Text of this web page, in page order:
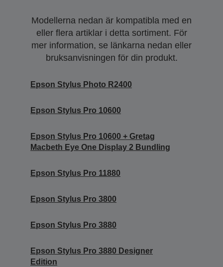
Modellerna nedan är kompatibla med en
eller flera artiklar i detta sortiment. För
mer information, se länkarna nedan eller
bruksanvisningen för din produkt.
Epson Stylus Photo R2400
Epson Stylus Pro 10600
Epson Stylus Pro 10600 + Gretag
Macbeth Eye One Display 2 Bundling
Epson Stylus Pro 11880
Epson Stylus Pro 3800
Epson Stylus Pro 3880
Epson Stylus Pro 3880 Designer
Edition